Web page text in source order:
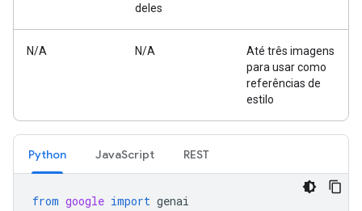
deles
N/A N/A
Até três imagens
para usar como
referências de
estilo
Python JavaScript REST
from google import genai